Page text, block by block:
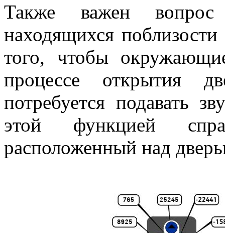
Также важен вопрос
находящихся
того, чтобы
процессе открытия
потребуется подавать
этой функцией
расположенный над